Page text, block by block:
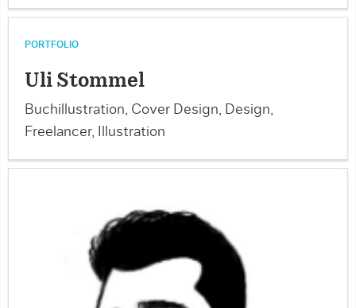
PORTFOLIO
Uli Stommel
Buchillustration, Cover Design, Design,
Freelancer, Illustration